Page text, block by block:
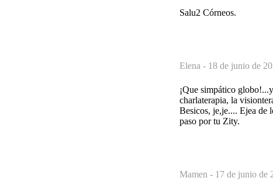
Salu2 Córneos.
Elena - 18 de junio de
¡Que simpático
charlaterapia, la
Besicos, je,je.... Ejea de
paso por tu Zity.
Mamen - 17 de junio de